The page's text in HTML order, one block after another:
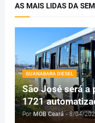
AS MAIS LIDAS DA
GUANABARA DIESEL
São José será a
1721
Por MOB Ceará - 8/04/